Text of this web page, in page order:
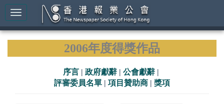
2006年度得獎作品
序言 | 政府獻辭 | 公會獻辭 |
評審委員名單 | 項目贊助商 | 獎項